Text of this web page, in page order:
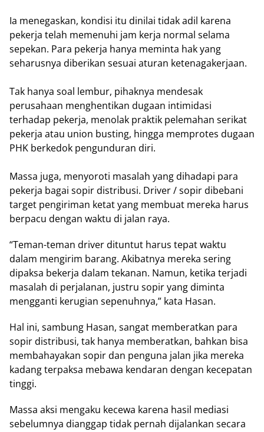
Ia menegaskan, kondisi itu dinilai tidak adil karena
pekerja telah memenuhi jam kerja normal selama
sepekan. Para pekerja hanya meminta hak yang
seharusnya diberikan sesuai aturan ketenagakerjaan.
Tak hanya soal lembur, pihaknya mendesak
perusahaan menghentikan dugaan intimidasi
terhadap pekerja, menolak praktik pelemahan serikat
pekerja atau union busting, hingga memprotes dugaan
PHK berkedok pengunduran diri.
Massa juga, menyoroti masalah yang dihadapi para
pekerja bagai sopir distribusi. Driver / sopir dibebani
target pengiriman ketat yang membuat mereka harus
berpacu dengan waktu di jalan raya.
“Teman-teman driver dituntut harus tepat waktu
dalam mengirim barang. Akibatnya mereka sering
dipaksa bekerja dalam tekanan. Namun, ketika terjadi
masalah di perjalanan, justru sopir yang diminta
mengganti kerugian sepenuhnya,” kata Hasan.
Hal ini, sambung Hasan, sangat memberatkan para
sopir distribusi, tak hanya memberatkan, bahkan bisa
membahayakan sopir dan penguna jalan jika mereka
kadang terpaksa mebawa kendaran dengan kecepatan
tinggi.
Massa aksi mengaku kecewa karena hasil mediasi
sebelumnya dianggap tidak pernah dijalankan secara